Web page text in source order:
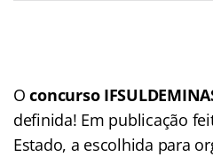
Oconcurso
definida! Em publicação
Estado, a escolhida para